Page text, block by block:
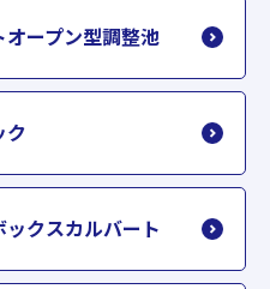
ープン型調整池
ク
クスカルバート